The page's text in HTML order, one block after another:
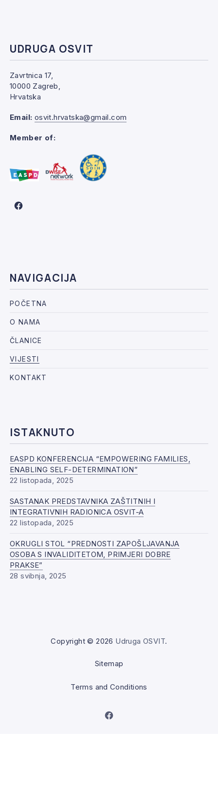
UDRUGA OSVIT
Zavrtnica 17,
10000 Zagreb,
Hrvatska
Email: osvit.hrvatska@gmail.com
Member of:
New Window
NAVIGACIJA
POČETNA
O NAMA
ČLANICE
VIJESTI
KONTAKT
ISTAKNUTO
EASPD KONFERENCIJA “EMPOWERING FAMILIES,
ENABLING SELF-DETERMINATION”
22 listopada, 2025
SASTANAK PREDSTAVNIKA ZAŠTITNIH I
INTEGRATIVNIH RADIONICA OSVIT-A
22 listopada, 2025
OKRUGLI STOL “PREDNOSTI ZAPOŠLJAVANJA
OSOBA S INVALIDITETOM, PRIMJERI DOBRE
PRAKSE”
28 svibnja, 2025
Copyright © 2026 Udruga OSVIT.
Sitemap
Terms and Conditions
New Window